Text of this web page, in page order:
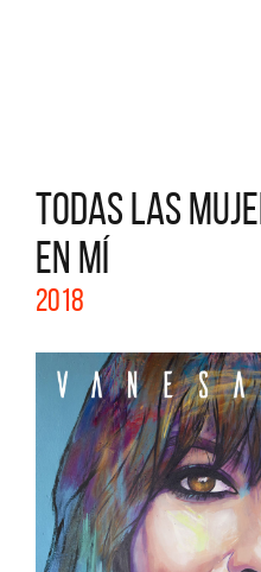
TODAS LAS
EN MÍ
2018